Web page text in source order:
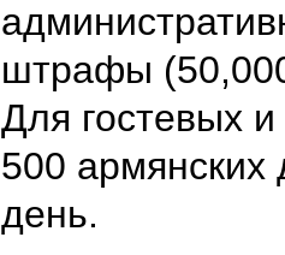
штрафы
Для гостевых
500
день.